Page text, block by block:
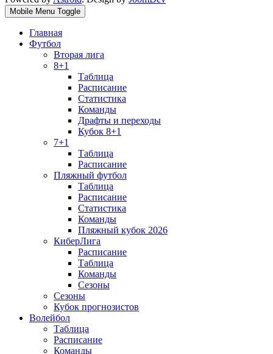
Mobile Menu Toggle
Главная
Футбол
Вторая лига
8+1
Таблица
Расписание
Статистика
Команды
Драфты и переходы
Кубок 8+1
7+1
Таблица
Расписание
Пляжный футбол
Таблица
Расписание
Статистика
Команды
Пляжный кубок 2026
КиберЛига
Расписание
Таблица
Команды
Сезоны
Сезоны
Кубок прогнозистов
Волейбол
Таблица
Расписание
Команды